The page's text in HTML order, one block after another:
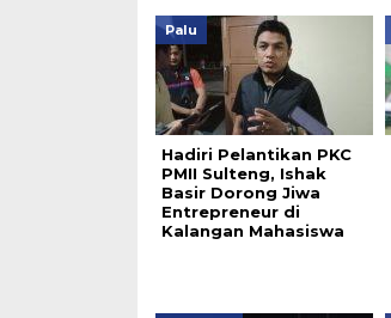
Palu
Hadiri Pelantikan PKC
PMII Sulteng, Ishak
Basir Dorong Jiwa
Entrepreneur di
Kalangan Mahasiswa